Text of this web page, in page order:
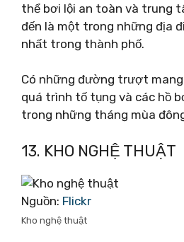
thể bơi lội an toàn và trung
đến là một trong những địa
nhất trong thành phố.
Có những đường trượt
quá trình tố tụng và các hồ
trong những tháng mùa
13. KHO NGHỆ THUẬT
Nguồn: Flickr
Kho nghệ thuật